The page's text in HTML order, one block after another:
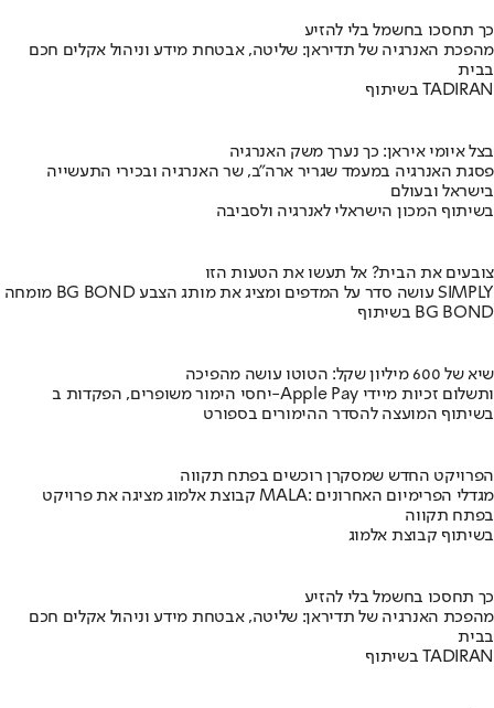
כך תחסכו בחשמל בלי להזיע
מהפכת האנרגיה של תדיראן: שליטה, אבטחת מידע וניהול אקלים חכם
בבית
בשיתוף TADIRAN
בצל איומי איראן: כך נערך משק האנרגיה
פסגת האנרגיה במעמד שגריר ארה"ב, שר האנרגיה ובכירי התעשייה
בישראל ובעולם
בשיתוף המכון הישראלי לאנרגיה ולסביבה
צובעים את הבית? אל תעשו את הטעות הזו
מומחה BG BOND עושה סדר על המדפים ומציג את מותג הצבע SIMPLY
בשיתוף BG BOND
שיא של 600 מיליון שקל: הטוטו עושה מהפיכה
יחסי הימור משופרים, הפקדות ב-Apple Pay ותשלום זכיות מיידי
בשיתוף המועצה להסדר ההימורים בספורט
הפרויקט החדש שמסקרן רוכשים בפתח תקווה
קבוצת אלמוג מציגה את פרויקט MALA: מגדלי הפרימיום האחרונים
בפתח תקווה
בשיתוף קבוצת אלמוג
כך תחסכו בחשמל בלי להזיע
מהפכת האנרגיה של תדיראן: שליטה, אבטחת מידע וניהול אקלים חכם
בבית
בשיתוף TADIRAN